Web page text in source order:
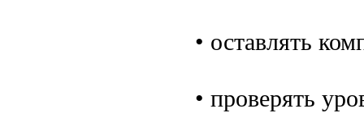
• оставлять
• проверять